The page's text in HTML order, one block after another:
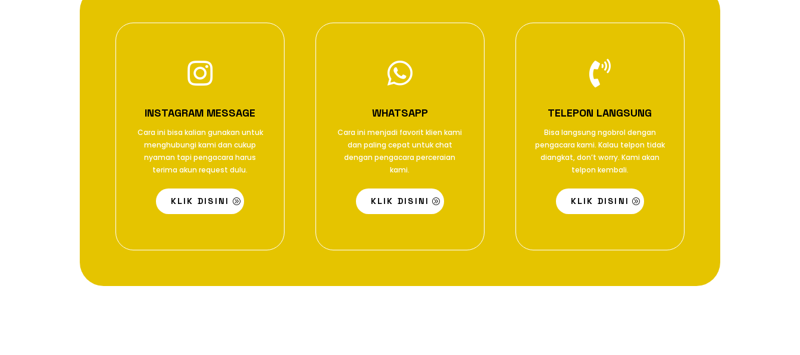

INSTAGRAM MESSAGE
Cara ini bisa kalian gunakan untuk
menghubungi kami dan cukup
nyaman tapi pengacara harus
terima akun request dulu.
KLIK DISINI

WHATSAPP
Cara ini menjadi favorit klien kami
dan paling cepat untuk chat
dengan pengacara perceraian
kami.
KLIK DISINI

TELEPON LANGSUNG
Bisa langsung ngobrol dengan
pengacara kami. Kalau telpon tidak
diangkat, don’t worry. Kami akan
telpon kembali.
KLIK DISINI